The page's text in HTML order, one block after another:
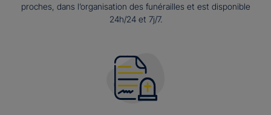
proches, dans l’organisation des funérailles et est disponible
24h/24 et 7j/7.